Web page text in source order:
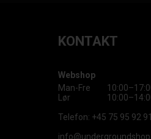
KONTAKT
Webshop
Man-Fre
Lør
Telefon: +45 75 95 92 91